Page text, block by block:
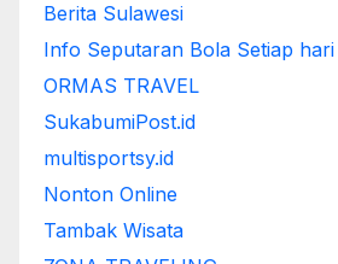
Berita Sulawesi
Info Seputaran Bola Setiap hari
ORMAS TRAVEL
SukabumiPost.id
multisportsy.id
Nonton Online
Tambak Wisata